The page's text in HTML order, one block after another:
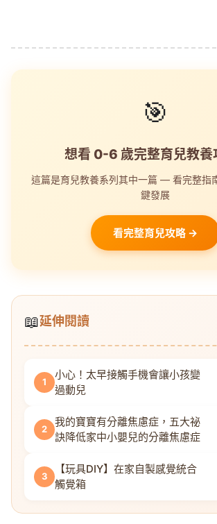
🎯
想看 0-6 歲完整育兒教養
這篇是育兒教養系列其中一篇 — 看完整指
鍵發展
看完整育兒攻略 →
📖延伸閱讀
1
小心！太早接觸手機會讓小孩變
過動兒
2
我的寶寶有分離焦慮症，五大祕
訣降低家中小嬰兒的分離焦慮症
3
【玩具DIY】在家自製感覺統合
觸覺箱